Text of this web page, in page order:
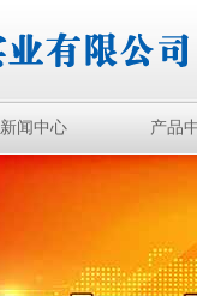
新闻中心 产品